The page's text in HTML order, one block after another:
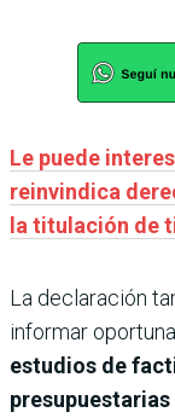
Le puede
reinvindica
la titulación de
La declaración
informar
estudios de
presupuestarias